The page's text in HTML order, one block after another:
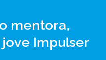
mentora,
Impulser